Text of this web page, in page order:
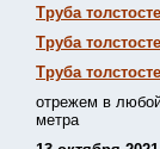
Труба
Труба
Труба
отрежем в
метра